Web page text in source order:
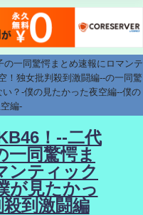
一同驚愕まとめ速報にロマンテ
！独女批判殺到激闘編--の一同驚
？-僕の見たかった夜空編--僕の
編-
！--二代
一同驚愕ま
ンティック
が見たかっ
到激闘編